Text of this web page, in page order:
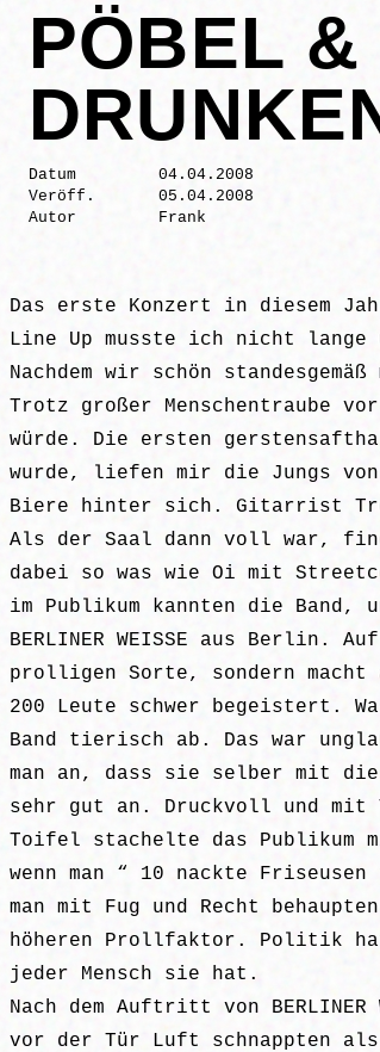
PÖBEL
Datum
04.04.2008
Veröff.
05.04.2008
Autor
Frank
Das erste Konzert in diesem
Line Up musste ich nicht lange
Nachdem wir schön
Trotz großer Menschentraube
würde. Die ersten
wurde, liefen mir die Jungs von
Biere hinter sich. Gitarrist
Als der Saal dann voll war,
dabei so was wie Oi mit
im Publikum kannten die
BERLINER WEISSE aus
prolligen Sorte, sondern macht
200 Leute schwer begeistert.
Band tierisch ab. Das war
man an, dass sie selber mit
sehr gut an. Druckvoll und mit
Toifel stachelte das Publikum
wenn man “ 10 nackte
man mit Fug und Recht
höheren Prollfaktor. Politik
jeder Mensch sie hat.
Nach dem Auftritt von
vor der Tür Luft schnappten